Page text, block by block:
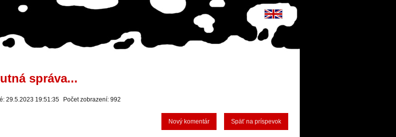
správa...
29.5.2023 19:51:35 Počet zobrazení: 992
Späť na príspevok
Nový komentár